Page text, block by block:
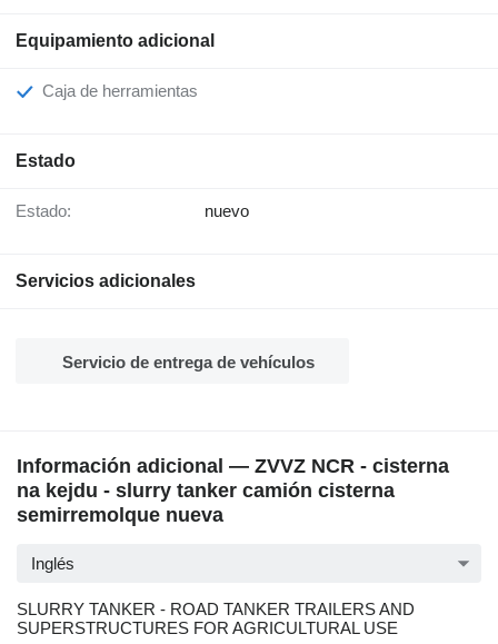
Equipamiento adicional
Caja de herramientas
Estado
Estado: nuevo
Servicios adicionales
Servicio de entrega de vehículos
Información adicional — ZVVZ NCR - cisterna
na kejdu - slurry tanker camión cisterna
semirremolque nueva
Inglés
SLURRY TANKER - ROAD TANKER TRAILERS AND
SUPERSTRUCTURES FOR AGRICULTURAL USE